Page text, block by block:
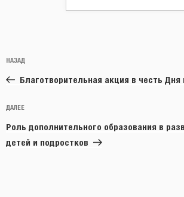
по
записям
Предыдущая
запись:
НАЗАД
Благотворительная акция в честь
Следующая
запись
ДАЛЕЕ
Роль дополнительного образования в
детей и подростков